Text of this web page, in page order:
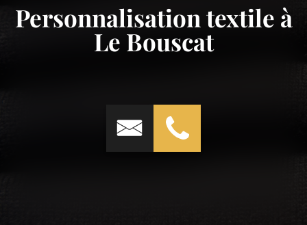
Personnalisation textile à
Le Bouscat